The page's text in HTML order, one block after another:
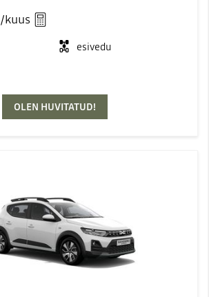
/kuus
esivedu
OLEN HUVITATUD!